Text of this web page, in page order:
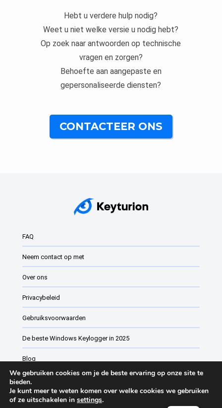
Hebt u verdere hulp nodig?
Weet u niet welke versie u nodig hebt?
Op zoek naar antwoorden op technische
vragen en zorgen?
Behoefte aan aangepaste en
gepersonaliseerde diensten?
CONTACTEER ONS
FAQ
Neem contact op met
Over ons
Privacybeleid
Gebruiksvoorwaarden
De beste Windows Keylogger in 2025
Blog
Software voor werknemerscontrole
Keyturion Wijzigingslijst
We gebruiken cookies om je de beste ervaring op onze site te
bieden.
Je kunt meer te weten komen over welke cookies we gebruiken
of ze uitschakelen in settings.